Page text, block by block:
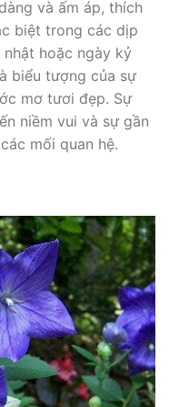
và ấm áp, thích
biệt trong các dịp
hoặc ngày kỷ
biểu tượng của sự
mơ tươi đẹp. Sự
niềm vui và sự gần
mối quan hệ.